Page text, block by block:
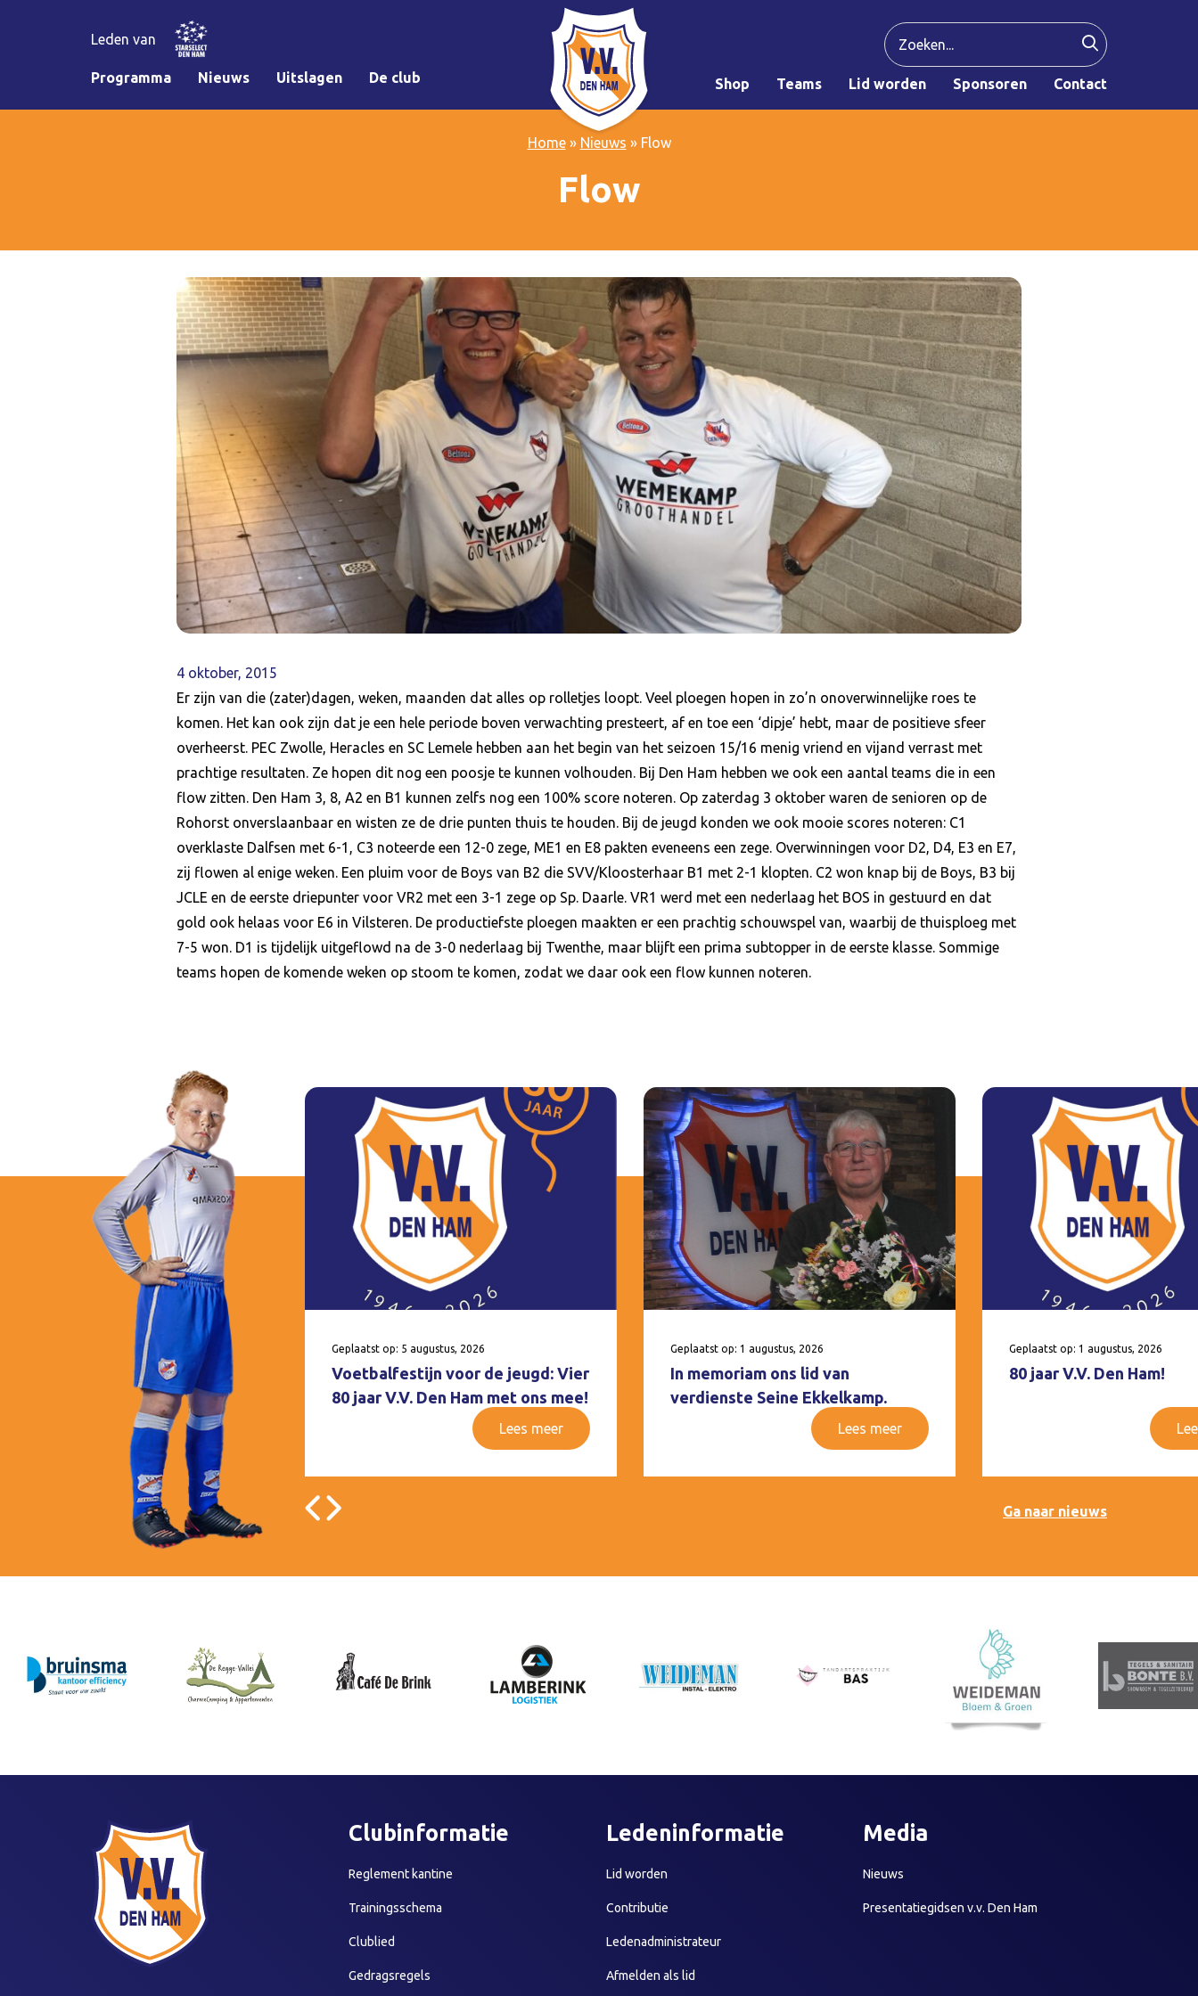
Leden van
Programma Nieuws Uitslagen De club Shop Teams Lid worden Sponsoren Contact
Home» Nieuws » Flow
Flow
4 oktober, 2015
Er zijn van die (zater)dagen, weken, maanden dat alles op rolletjes loopt. Veel ploegen hopen in zo’n onoverwinnelijke roes te
komen. Het kan ook zijn dat je een hele periode boven verwachting presteert, af en toe een ‘dipje’ hebt, maar de positieve sfeer
overheerst. PEC Zwolle, Heracles en SC Lemele hebben aan het begin van het seizoen 15/16 menig vriend en vijand verrast met
prachtige resultaten. Ze hopen dit nog een poosje te kunnen volhouden. Bij Den Ham hebben we ook een aantal teams die in een
flow zitten. Den Ham 3, 8, A2 en B1 kunnen zelfs nog een 100% score noteren. Op zaterdag 3 oktober waren de senioren op de
Rohorst onverslaanbaar en wisten ze de drie punten thuis te houden. Bij de jeugd konden we ook mooie scores noteren: C1
overklaste Dalfsen met 6-1, C3 noteerde een 12-0 zege, ME1 en E8 pakten eveneens een zege. Overwinningen voor D2, D4, E3 en E7,
zij flowen al enige weken. Een pluim voor de Boys van B2 die SVV/Kloosterhaar B1 met 2-1 klopten. C2 won knap bij de Boys, B3 bij
JCLE en de eerste driepunter voor VR2 met een 3-1 zege op Sp. Daarle. VR1 werd met een nederlaag het BOS in gestuurd en dat
gold ook helaas voor E6 in Vilsteren. De productiefste ploegen maakten er een prachtig schouwspel van, waarbij de thuisploeg met
7-5 won. D1 is tijdelijk uitgeflowd na de 3-0 nederlaag bij Twenthe, maar blijft een prima subtopper in de eerste klasse. Sommige
teams hopen de komende weken op stoom te komen, zodat we daar ook een flow kunnen noteren.
Geplaatst op: 5 augustus, 2026
Voetbalfestijn voor de jeugd: Vier
80 jaar V.V. Den Ham met ons mee!
Lees meer
Geplaatst op: 1 augustus, 2026
In memoriam ons lid van
verdienste Seine Ekkelkamp.
Lees meer
Geplaatst op: 1 augustus, 2026
80 jaar V.V. Den Ham!
Ga naar nieuws
Clubinformatie
Reglement kantine
Trainingsschema
Clublied
Gedragsregels
Ledeninformatie
Lid worden
Contributie
Ledenadministrateur
Afmelden als lid
Media
Nieuws
Presentatiegidsen v.v. Den Ham